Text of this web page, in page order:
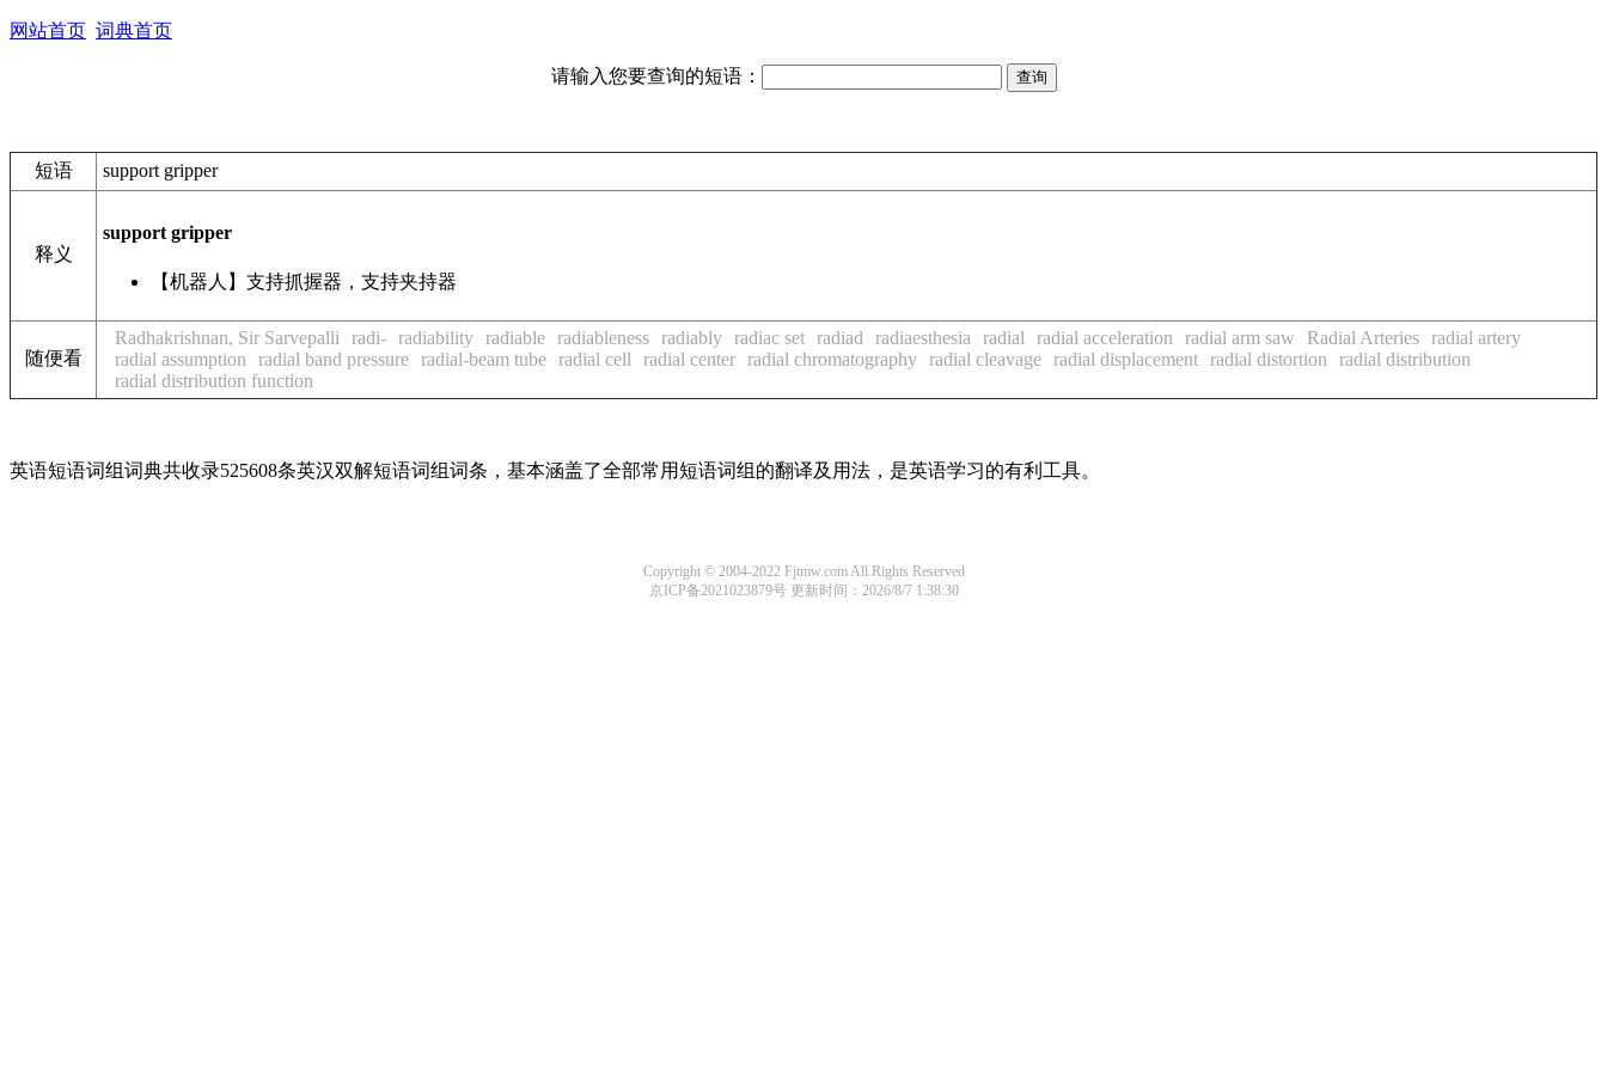
网站首页 词典首页
请输入您要查询的短语：
短语 support gripper
释义
support gripper
【机器人】支持抓握器，支持夹持器
随便看
Radhakrishnan, Sir Sarvepalli radi- radiability radiable radiableness radiably radiac set radiad radiaesthesia radial radial acceleration radial arm saw Radial Arteries radial artery
radial assumption
radial band pressure radial-beam tube radial cell radial center radial chromatography radial cleavage radial displacement radial distortion
radial distribution
radial distribution function
英语短语词组词典共收录525608条英汉双解短语词组词条，基本涵盖了全部常用短语词组的翻译及用法，是英语学习的有利工具。
Copyright © 2004-2022 Fjtmw.com All Rights Reserved
京ICP备2021023879号 更新时间：2026/8/7 1:38:30